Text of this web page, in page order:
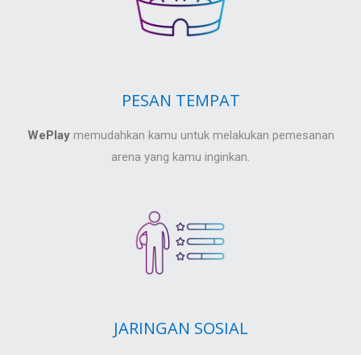
PESAN TEMPAT
WePlaymemudahkan kamu untuk melakukan pemesanan
arena yang kamu inginkan.
JARINGAN SOSIAL